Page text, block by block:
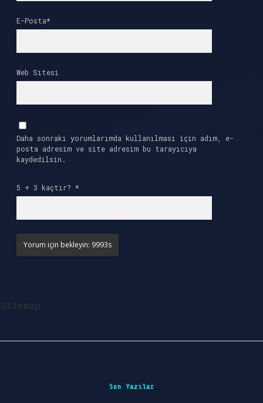
E-Posta*
Web Sitesi
Daha sonraki yorumlarımda kullanılması için adım, e-
posta adresim ve site adresim bu tarayıcıya
kaydedilsin.
5 + 3 kaçtır? *
Sitemap
Son Yazılar